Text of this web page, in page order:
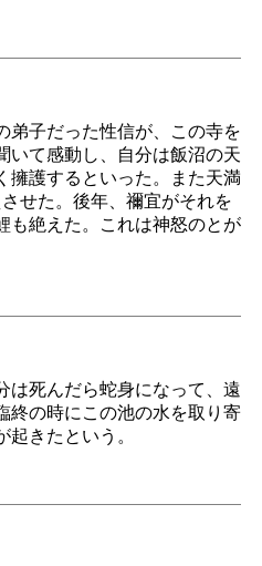
弟子だった性信が、この寺を
いて感動し、自分は飯沼の天
擁護するといった。また天満
せた。後年、禰宜がそれを
も絶えた。これは神怒のとが
は死んだら蛇身になって、遠
終の時にこの池の水を取り寄
きたという。